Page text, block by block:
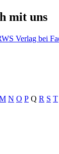
mit uns
Verlag bei
N O P Q R S T